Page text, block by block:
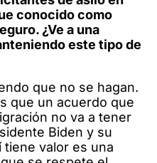
conocido como
¿Ve a una
este tipo de
que no se hagan.
que un acuerdo que
no va a tener
Biden y su
tiene valor es una